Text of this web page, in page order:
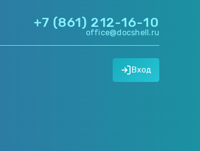
+7 (861) 212-16-10
office@docshell.ru
Вход